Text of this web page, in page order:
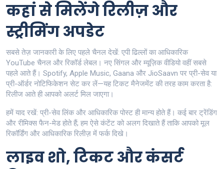
कहां से मिलेंगे रिलीज़ और
स्ट्रीमिंग अपडेट
सबसे तेज़ जानकारी के लिए पहले चैनल देखें: एपी ढिल्लों का आधिकारिक
YouTube चैनल और रिकॉर्ड लेबल। नए सिंगल और म्यूज़िक वीडियो वहीं सबसे
पहले आते हैं। Spotify, Apple Music, Gaana और JioSaavn पर प्री-सेव या
प्री-ऑर्डर नोटिफिकेशन सेट कर लें—यह टिकट मैनेजमेंट की तरह काम करता है:
रिलीज आते ही आपको अलर्ट मिल जाएगा।
हमें याद रखें: प्री-सेव लिंक और आधिकारिक पोस्ट ही मान्य होते हैं। कई बार ट्रेंडिंग
और रीमिक्स फैन-मेड होते हैं; हम ऐसे कंटेंट को अलग दिखाते हैं ताकि आपको मूल
रिकॉर्डिंग और आधिकारिक रिलीज़ में फर्क दिखे।
लाइव शो, टिकट और कंसर्ट